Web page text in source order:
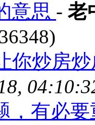
意思 - 老
你炒房
，有必